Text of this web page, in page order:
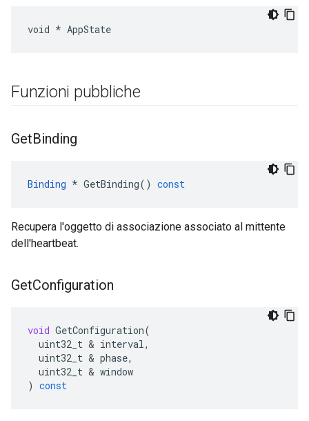
void * AppState
Funzioni pubbliche
GetBinding
Binding * GetBinding() const
Recupera l'oggetto di associazione associato al mittente
dell'heartbeat.
GetConfiguration
void GetConfiguration(
uint32_t & interval,
uint32_t & phase,
uint32_t & window
) const